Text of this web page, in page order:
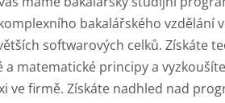
bakalářského vzdělání
softwarových celků. Získáte
matematické principy a
ve firmě. Získáte nadhled nad